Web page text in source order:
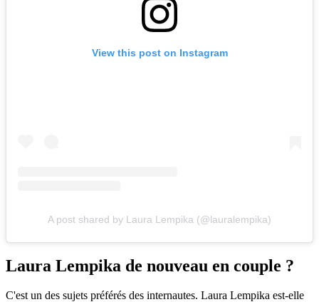
View this post on Instagram
A post shared by Laura Lempika (@lauralempika)
Laura Lempika de nouveau en couple ?
C'est un des sujets préférés des internautes. Laura Lempika est-elle